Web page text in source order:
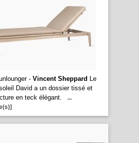
- Vincent Sheppard Le
David a un dossier tissé et
en teck élégant.
...